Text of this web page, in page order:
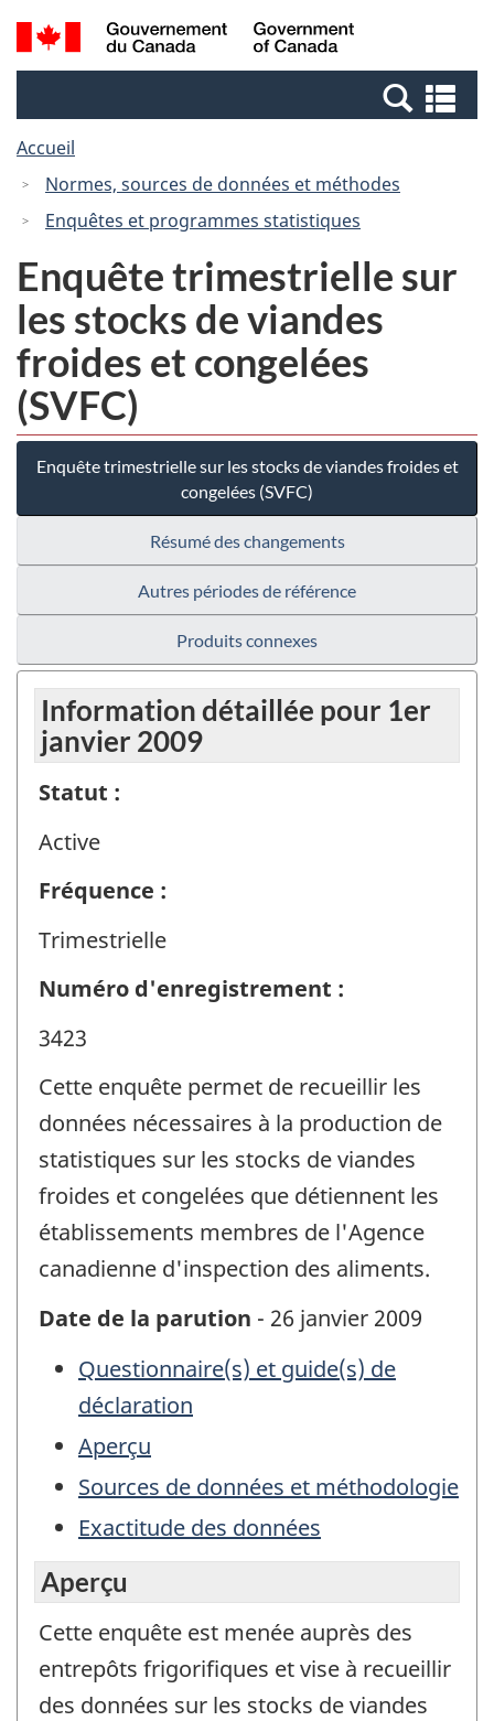
Passer
au
Passer
à
Canada
Recherche
et
et
Accueil
Normes, sources de données et méthodes
Enquêtes et programmes statistiques
Enquête trimestrielle sur
les stocks de viandes
froides et congelées
(SVFC)
Enquête trimestrielle sur les stocks de viandes froides et
congelées (SVFC)
Résumé des changements
Autres périodes de référence
Produits connexes
Information détaillée pour 1er
janvier 2009
Statut :
Active
Fréquence :
Trimestrielle
Numéro d'enregistrement :
3423
Cette enquête permet de recueillir les
données nécessaires à la production de
statistiques sur les stocks de viandes
froides et congelées que détiennent les
établissements membres de l'Agence
canadienne d'inspection des aliments.
Date de la parution - 26 janvier 2009
Questionnaire(s) et guide(s) de
déclaration
Aperçu
Sources de données et méthodologie
Exactitude des données
Aperçu
Cette enquête est menée auprès des
entrepôts frigorifiques et vise à recueillir
des données sur les stocks de viandes